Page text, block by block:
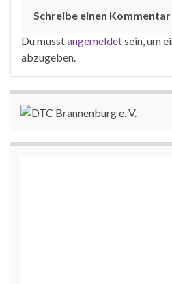
Schreibe einen Kommentar
Du musstangemeldetsein, um
abzugeben.